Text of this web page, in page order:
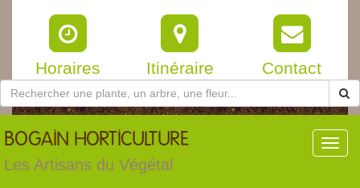
Horaires Itinéraire Contact
BOGAIN HORTICULTURE
Les Artisans du Végétal